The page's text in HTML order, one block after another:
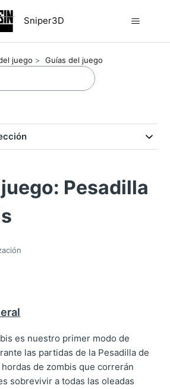
Sniper3D
juego Guías del juego
Pesadilla
es nuestro primer modo de
las partidas de la Pesadilla de
de zombis que correrán
sobrevivir a todas las oleadas